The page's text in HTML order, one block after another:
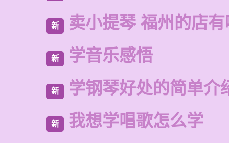
新 卖小提琴 福州的店
新 学音乐感悟
新 学钢琴好处的简单介
新 我想学唱歌怎么学